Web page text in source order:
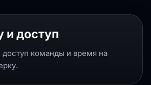
и доступ
команды и время на